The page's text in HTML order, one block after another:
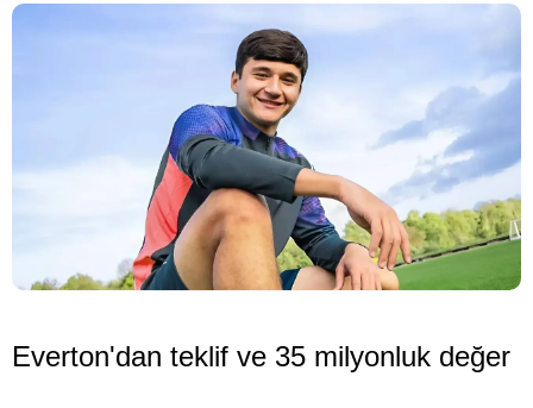
Everton'dan teklif ve 35 milyonluk değer